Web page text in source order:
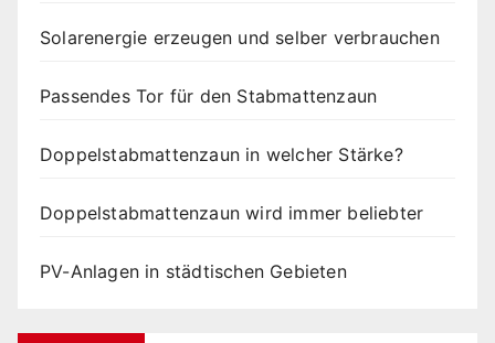
Solarenergie erzeugen und selber verbrauchen
Passendes Tor für den Stabmattenzaun
Doppelstabmattenzaun in welcher Stärke?
Doppelstabmattenzaun wird immer beliebter
PV-Anlagen in städtischen Gebieten